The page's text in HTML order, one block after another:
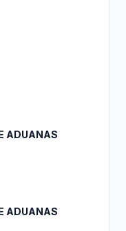
ADUANAS
ADUANAS